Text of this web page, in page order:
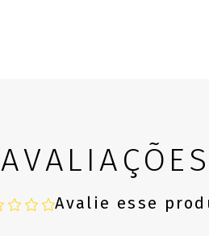
Avalie esse